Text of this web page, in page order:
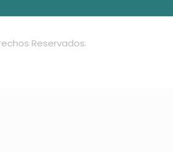
Reservados.